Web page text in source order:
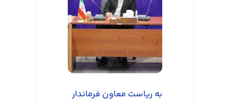
به ریاست معاون فرماندار